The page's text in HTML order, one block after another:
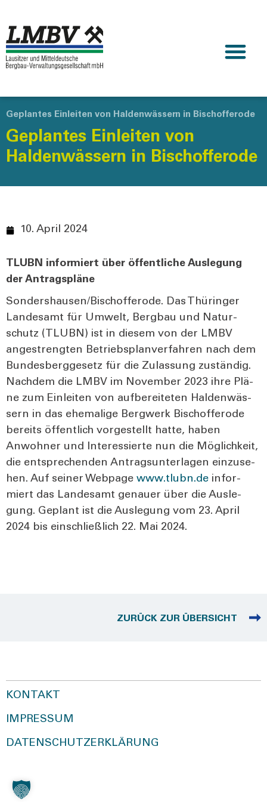
Geplantes Einleiten von Haldenwässern in Bischofferode
Geplantes Einleiten von
Haldenwässern in Bischofferode
10. April 2024
TLUBN infor­miert über öffent­li­che Aus­le­gung
der Antrags­plä­ne
Sondershausen/Bischofferode. Das Thü­rin­ger
Lan­des­amt für Umwelt, Berg­bau und Natur­
schutz (TLUBN) ist in die­sem von der LMBV
ange­streng­ten Betriebs­plan­ver­fah­ren nach dem
Bun­des­berg­ge­setz für die Zulas­sung zustän­dig.
Nach­dem die LMBV im Novem­ber 2023 ihre Plä­
ne zum Ein­lei­ten von auf­be­rei­te­ten Hal­den­wäs­
sern in das ehe­ma­li­ge Berg­werk Bisch­of­fero­de
bereits öffent­lich vor­ge­stellt hat­te, haben
Anwoh­ner und Inter­es­sier­te nun die Mög­lich­keit,
die ent­spre­chen­den Antrags­un­ter­la­gen ein­zu­se­
hen. Auf sei­ner Web­page www.tlubn.de infor­
miert das Lan­des­amt genau­er über die Aus­le­
gung. Geplant ist die Aus­le­gung vom 23. April
2024 bis ein­schließ­lich 22. Mai 2024.
ZURÜCK ZUR ÜBERSICHT
KONTAKT
IMPRESSUM
DATENSCHUTZERKLÄRUNG